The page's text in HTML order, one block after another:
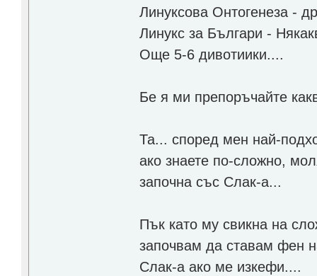
Линуксова Онтогенеза -
Линукс за Българи -
Още 5-6 дивотиики....
Бе я ми препоръчайте
Та... според мен най-
ако знаете по-сложно,
започна със Слак-а...
Пък като му свикна на
започвам да ставам фен
Слак-а ако ме изкефи....